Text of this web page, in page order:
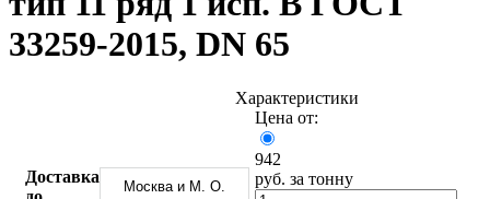
AISI
квадратные
Трубы
электросварные
перфорированные
Трубы
Тавр
алюминиевый
Труба
Уголок
алюминиевый
Фольга
алюминиевая
Чушка
алюминиевая
стальные
33259-2015, DN 65
Характеристики
Цена от:
942
руб. за тонну
Доставка
Москва и М. О.